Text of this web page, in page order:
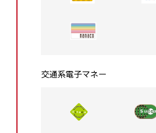
交通系電⼦マネー